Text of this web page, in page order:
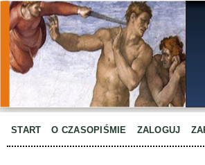
START O CZASOPIŚMIE ZALOGUJ